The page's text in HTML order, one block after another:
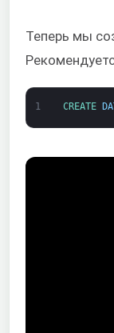
Теперь мы
1 CREATE